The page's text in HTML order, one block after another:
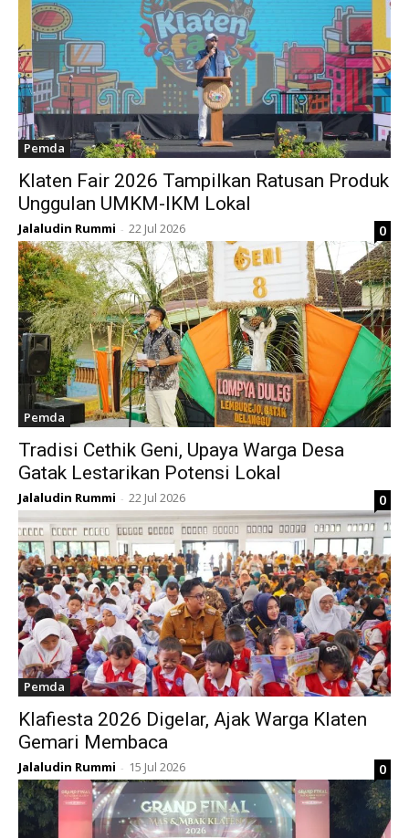
Pemda
Klaten Fair 2026 Tampilkan Ratusan Produk
Unggulan UMKM-IKM Lokal
Jalaludin Rummi - 22 Jul 2026 0
Pemda
Tradisi Cethik Geni, Upaya Warga Desa
Gatak Lestarikan Potensi Lokal
Jalaludin Rummi - 22 Jul 2026 0
Pemda
Klafiesta 2026 Digelar, Ajak Warga Klaten
Gemari Membaca
Jalaludin Rummi - 15 Jul 2026 0